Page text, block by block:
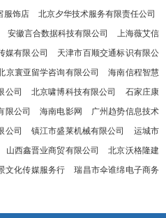
服饰店
北京夕华技术服务有限责任公司
安徽言合数据科技有限公司
上海薇艾信
媒有限公司
天津市百顺交通标识有限公
京寰亚留学咨询有限公司
海南信程智慧
公司 北京啸博科技有限公司
石家庄康
限公司 海南电影网
广州趋势信息技术
公司 镇江市盛莱机械有限公司
运城市
山西鑫晋业商贸有限公司
北京沃格隆建
文化传媒服务行
瑞昌市伞谁绵电子商务